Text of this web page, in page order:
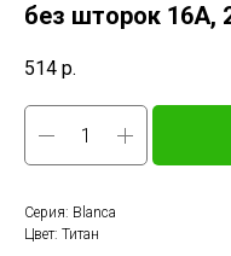
без шторок 16А,
514 р.
Серия: Blanca
Цвет: Титан